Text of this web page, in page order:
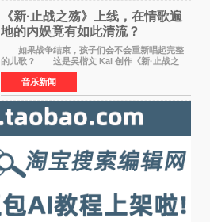
《新·止战之殇》上线，在情歌遍
地的内娱竟有如此清流？
如果战争结束，孩子们会不会重新唱起完整
的儿歌？ 这是吴楷文 Kai 创作《新·止战之
殇》时最初的想法。 从伊朗相关冲突引发的
地区局势，到世界各地仍在发生的动荡与不安，
战争从来不只
音乐新闻